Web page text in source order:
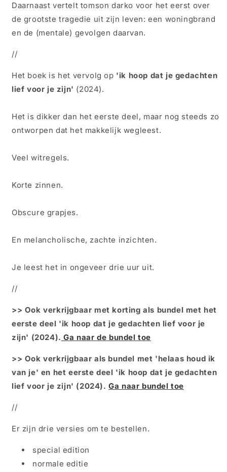
Daarnaast vertelt tomson darko voor het eerst over
de grootste tragedie uit zijn leven: een woningbrand
en de (mentale) gevolgen daarvan.
//
Het boek is het vervolg op 'ik hoop dat je gedachten
lief voor je zijn' (2024).
Het is dikker dan het eerste deel, maar nog steeds zo
ontworpen dat het makkelijk wegleest.
Veel witregels.
Korte zinnen.
Obscure grapjes.
En melancholische, zachte inzichten.
Je leest het in ongeveer drie uur uit.
//
>> Ook verkrijgbaar met korting als bundel met het
eerste deel 'ik hoop dat je gedachten lief voor je
zijn' (2024). Ga naar de bundel toe
>> Ook verkrijgbaar als bundel met 'helaas houd ik
van je' en het eerste deel 'ik hoop dat je gedachten
lief voor je zijn' (2024).Ga naar bundel toe
//
Er zijn drie versies om te bestellen.
special edition
normale editie